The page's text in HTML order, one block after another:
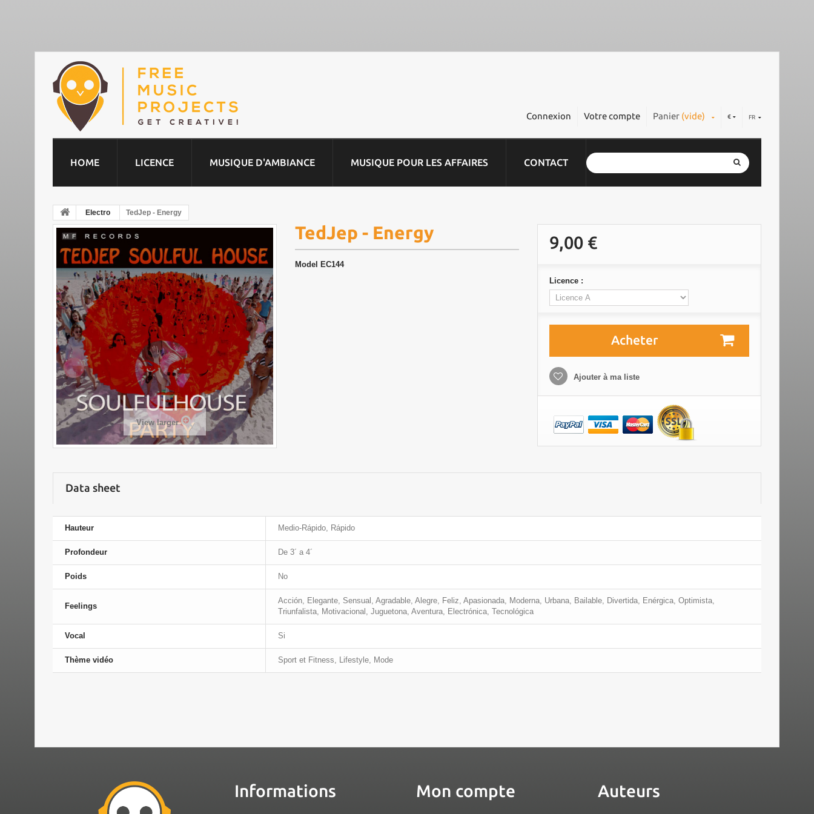
FR
€
Panier (vide)
Votre compte
Connexion
HOME LICENCE MUSIQUE D'AMBIANCE MUSIQUE POUR LES AFFAIRES CONTACT
Electro TedJep - Energy
View larger
TedJep - Energy
Model EC144
9,00 €
Licence :
Acheter
Ajouter à ma liste
Data sheet
Hauteur Medio-Rápido, Rápido
Profondeur De 3´ a 4´
Poids No
Feelings
Acción, Elegante, Sensual, Agradable, Alegre, Feliz, Apasionada, Moderna, Urbana, Bailable, Divertida, Enérgica, Optimista,
Triunfalista, Motivacional, Juguetona, Aventura, Electrónica, Tecnológica
Vocal Si
Thème vidéo Sport et Fitness, Lifestyle, Mode
Informations Mon compte Auteurs